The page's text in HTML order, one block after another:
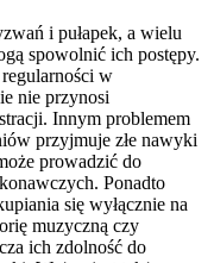
i pułapek, a wielu
spowolnić ich postępy.
regularności w
nie przynosi
Innym problemem
przyjmuje złe nawyki
prowadzić do
Ponadto
się wyłącznie na
muzyczną czy
ich zdolność do